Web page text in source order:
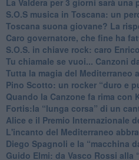
La Valdera per 3 giorni sarà una
S.O.S musica in Toscana: un
​Toscana suona giovane? La
Caro governatore, che fine ha
S.O.S. in chiave rock: caro
Tu chiamale se vuoi... Canzoni
​Tutta la magia del Mediterraneo
​Pino Scotto: un rocker “duro e
​Quando la Canzone fa rima con
​Fortis:la “lunga corsa” di un
Alice e il Premio Internazionale
​L'incanto del Mediterraneo
​Diego Spagnoli e la “macchina
​Guido Elmi: da Vasco Rossi alla